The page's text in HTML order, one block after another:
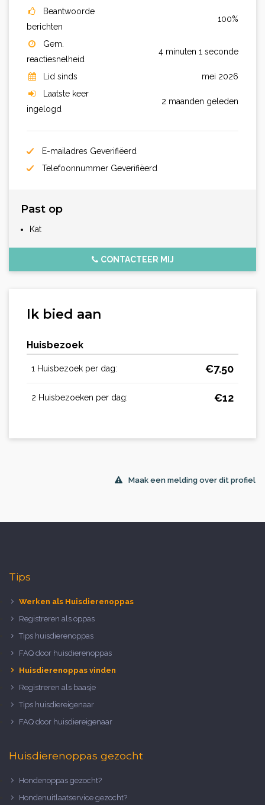
Beantwoorde
berichten
100%
Gem.
reactiesnelheid
4 minuten 1 seconde
Lid sinds
mei 2026
Laatste keer
ingelogd
2 maanden geleden
E-mailadres Geverifiëerd
Telefoonnummer Geverifiëerd
Past op
Kat
CONTACTEER MIJ
Ik bied aan
Huisbezoek
1 Huisbezoek per dag: €7.50
2 Huisbezoeken per dag: €12
Maak een melding over dit profiel
Tips
Werken als Huisdierenoppas
Registreren als oppas
Tips huisdierenoppas
FAQ door huisdierenoppas
Huisdierenoppas vinden
Registreren als baasje
Tips huisdiereigenaar
FAQ door huisdiereigenaar
Huisdierenoppas gezocht
Hondenoppas gezocht?
Hondenuitlaatservice gezocht?